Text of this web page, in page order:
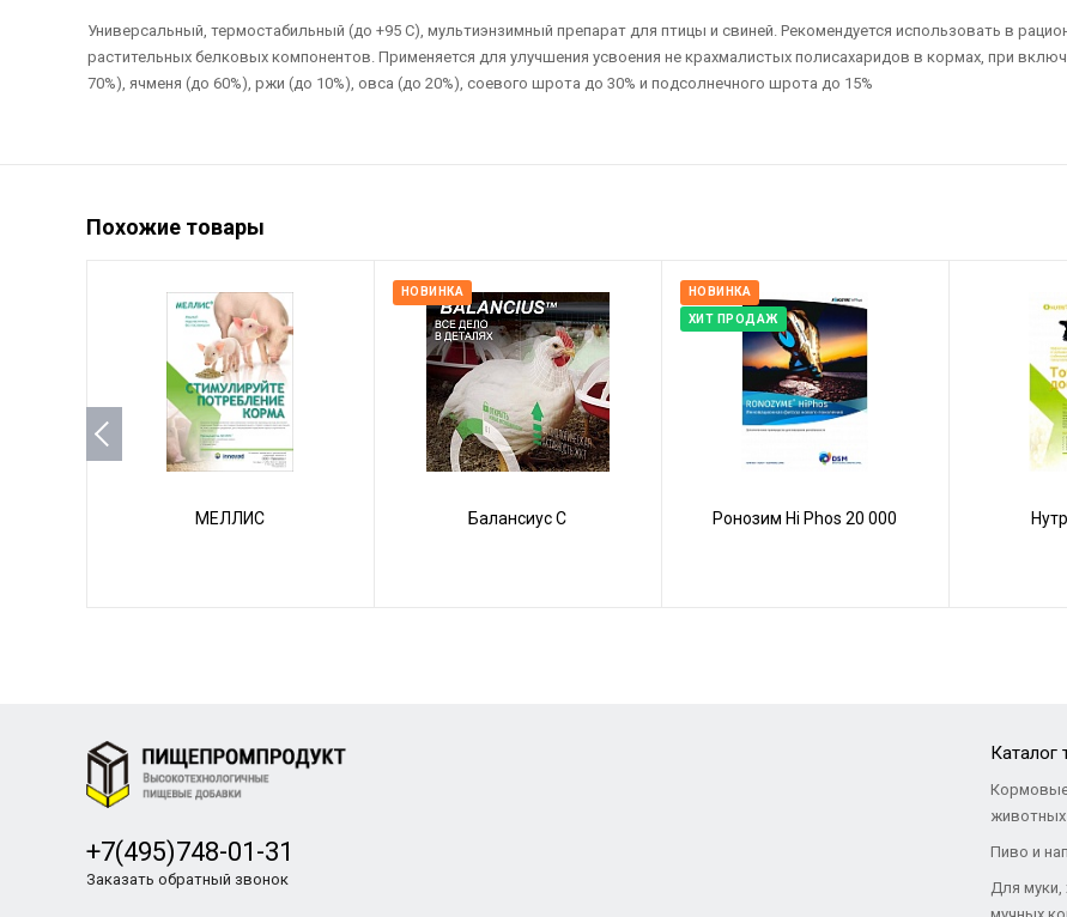
Универсальный, термостабильный (до +95 С), мультиэнзимный препарат для птицы и свиней. Рекомендуется использовать в
растительных белковых компонентов. Применяется для улучшения усвоения не крахмалистых полисахаридов в кормах, при
70%), ячменя (до 60%), ржи (до 10%), овса (до 20%), соевого шрота до 30% и подсолнечного шрота до 15%
Похожие товары
МЕЛЛИС
НОВИНКА
Балансиус С
НОВИНКА
ХИТ ПРОДАЖ
Ронозим Hi Phos 20 000
+7(495)748-01-31
Заказать обратный звонок
Каталог
животных
Пиво и
Для муки,